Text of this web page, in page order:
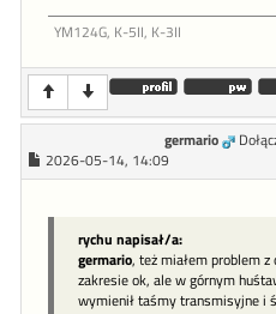
YM124G, K-5II, K-3II
germario
2026-05-14, 14:09
rychu napisał/a:
germario, też miałem problem
zakresie ok, ale w górnym
wymienił taśmy transmisyjne i